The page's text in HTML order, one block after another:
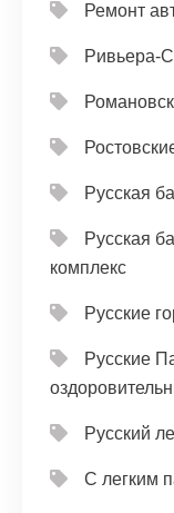
Ремонт
Ривьера-
Русская
Русская
комплекс
Русские
Русские
Русский
С легким